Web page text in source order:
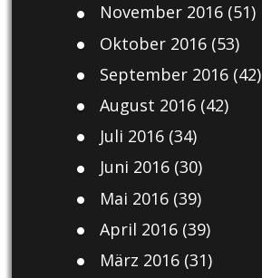
November 2016(51)
Oktober 2016(53)
September 2016(42)
August 2016(42)
Juli 2016(34)
Juni 2016(30)
Mai 2016(39)
April 2016(39)
März 2016(31)